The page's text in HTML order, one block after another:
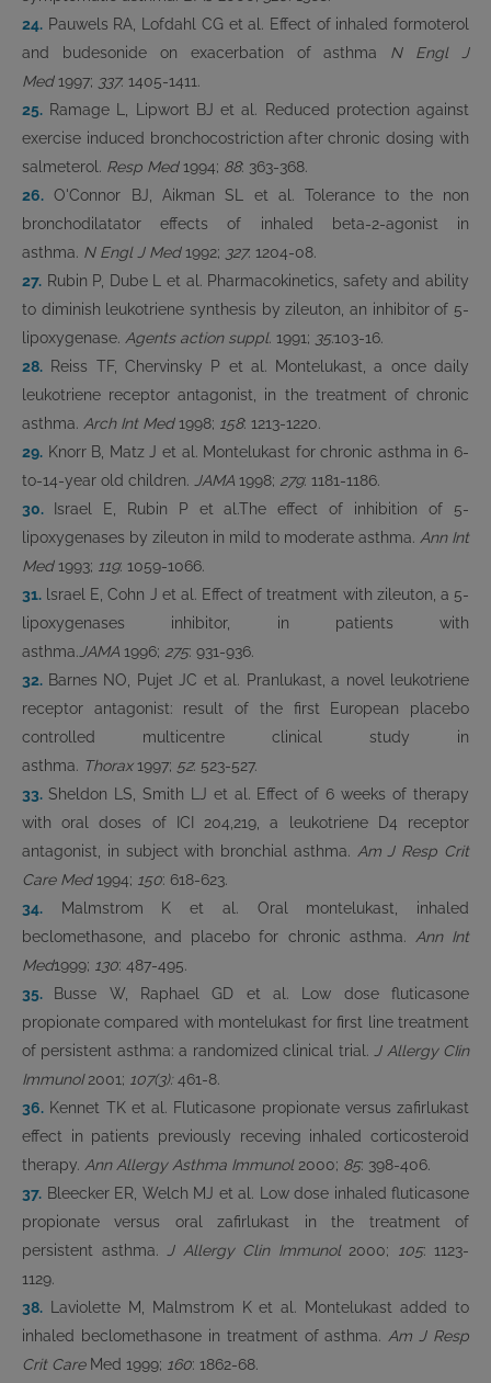
24. Pauwels RA, Lofdahl CG et al. Effect of inhaled formoterol
and budesonide on exacerbation of asthma N Engl J
Med1997; 337: 1405-1411.
25. Ramage L, Lipwort BJ et al. Reduced protection against
exercise induced bronchocostriction after chronic dosing with
salmeterol. Resp Med1994; 88: 363-368.
26. O'Connor BJ, Aikman SL et al. Tolerance to the non
bronchodilatator effects of inhaled beta-2-agonist in
asthma. N Engl J Med1992; 327: 1204-08.
27. Rubin P, Dube L et al. Pharmacokinetics, safety and ability
to diminish leukotriene synthesis by zileuton, an inhibitor of 5-
lipoxygenase. Agents action suppl. 1991; 35:103-16.
28. Reiss TF, Chervinsky P et al. Montelukast, a once daily
leukotriene receptor antagonist, in the treatment of chronic
asthma. Arch Int Med1998; 158: 1213-1220.
29. Knorr B, Matz J et al. Montelukast for chronic asthma in 6-
to-14-year old children. JAMA 1998; 279: 1181-1186.
30.
Israel E, Rubin P et al.The effect of inhibition of 5-
lipoxygenases by zileuton in mild to moderate asthma. Ann Int
Med1993; 119: 1059-1066.
31. lsrael E, Cohn J et al. Effect of treatment with zileuton, a 5-
lipoxygenases inhibitor, in patients with
asthma.JAMA 1996; 275: 931-936.
32. Barnes NO, Pujet JC et al. Pranlukast, a novel leukotriene
receptor antagonist: result of the first European placebo
controlled multicentre clinical study in
asthma. Thorax1997; 52: 523-527.
33. Sheldon LS, Smith LJ et al. Effect of 6 weeks of therapy
with oral doses of ICI 204,219, a leukotriene D4 receptor
antagonist, in subject with bronchial asthma. Am J Resp Crit
Care Med1994; 150: 618-623.
34. Malmstrom K et al. Oral montelukast, inhaled
beclomethasone, and placebo for chronic asthma. Ann Int
Med1999; 130: 487-495.
35.
Busse W, Raphael GD et al. Low dose fluticasone
propionate compared with montelukast for first line treatment
of persistent asthma: a randomized clinical trial. J Allergy CIin
ImmunoI2001; 107(3):461-8.
36. Kennet TK et al. Fluticasone propionate versus zafirlukast
effect in patients previously receving inhaled corticosteroid
therapy. Ann Allergy Asthma Immunol2000; 85: 398-406.
37. Bleecker ER, Welch MJ et al. Low dose inhaled fluticasone
propionate versus oral zafirlukast in the treatment of
persistent asthma. J Allergy Clin Immunol2000; 105: 1123-
1129.
38. Laviolette M, Malmstrom K et al. Montelukast added to
inhaled beclomethasone in treatment of asthma.Am J Resp
Crit CareMed 1999; 160: 1862-68.